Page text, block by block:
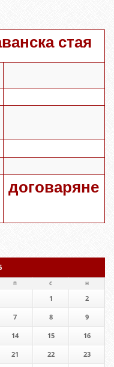
стая
договаряне
П С Н
1 2
7 8 9
14 15 16
21 22 23